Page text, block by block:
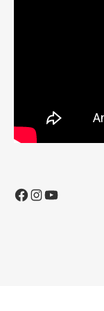
Facebook
Instagram
YouTube